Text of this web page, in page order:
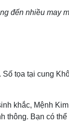
đến nhiều
tọa tại cung
khắc, Mệnh
thông. Bạn có